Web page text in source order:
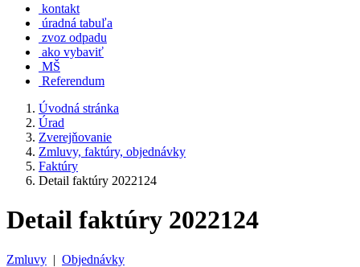
kontakt
úradná tabuľa
zvoz odpadu
ako vybaviť
MŠ
Referendum
Úvodná stránka
Úrad
Zverejňovanie
Zmluvy, faktúry, objednávky
Faktúry
Detail faktúry 2022124
Detail faktúry 2022124
Zmluvy | Objednávky